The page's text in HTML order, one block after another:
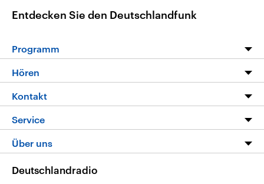
Entdecken Sie den Deutschlandfunk
Programm
Programm
Die Nachrichten
Nachrichtenleicht
Neue Beiträge auf dlf.de
Hören
Livestream
Podcasts
Deutschlandfunk App
Nachrichten App
Kontakt
Hörerservice
Service
FAQ
Veranstaltungen
Über uns
Deutschlandradio